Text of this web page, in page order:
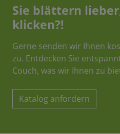
Sie blättern
klicken?!
Gerne senden wir Ihnen
zu. Entdecken Sie
Couch, was wir Ihnen zu
Katalog anfordern